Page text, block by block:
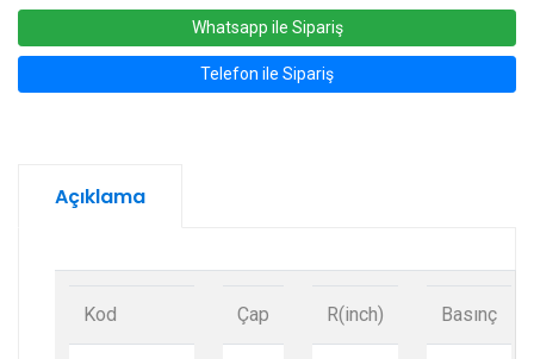
Whatsapp ile Sipariş
Telefon ile Sipariş
Açıklama
Kod Çap R(inch) Basınç